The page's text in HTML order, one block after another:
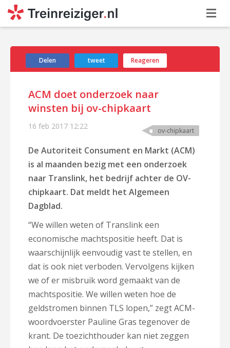
Delen tweet Reageren
ACM doet onderzoek naar
winsten bij ov-chipkaart
16 feb 2017 12:22 ov-chipkaart
De Autoriteit Consument en Markt (ACM)
is al maanden bezig met een onderzoek
naar Translink, het bedrijf achter de OV-
chipkaart. Dat meldt het Algemeen
Dagblad.
“We willen weten of Translink een
economische machtspositie heeft. Dat is
waarschijnlijk eenvoudig vast te stellen, en
dat is ook niet verboden. Vervolgens kijken
we of er misbruik word gemaakt van de
machtspositie. We willen weten hoe de
geldstromen binnen TLS lopen,” zegt ACM-
woordvoerster Pauline Gras tegenover de
krant. De toezichthouder kan niet zeggen